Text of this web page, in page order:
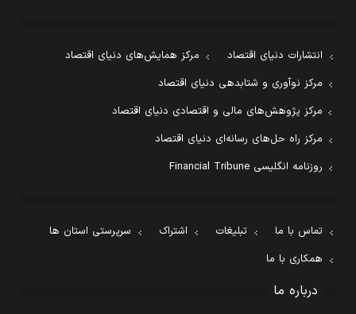
انتشارات دنیای اقتصاد
مرکز همایش‌های دنیای اقتصاد
مرکز نوآوری و شتابدهی دنیای اقتصاد
مرکز پژوهش‌های مالی و اقتصادی دنیای اقتصاد
مرکز راه حل‌های رسانه‌ای دنیای اقتصاد
روزنامه انگلیسی Financial Tribune
تماس با ما تبلیغات اشتراک
سرپرستی استان ها
همکاری با ما
درباره ما